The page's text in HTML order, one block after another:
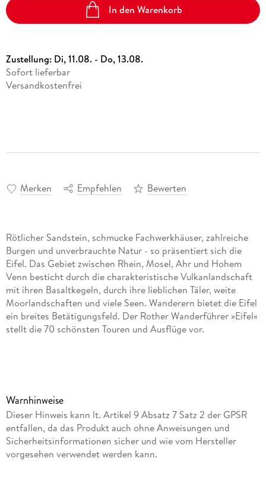
In den Warenkorb
Zustellung: Di, 11.08. - Do, 13.08.
Sofort lieferbar
Versandkostenfrei
Merken Empfehlen Bewerten
Rötlicher Sandstein, schmucke Fachwerkhäuser, zahlreiche
Burgen und unverbrauchte Natur - so präsentiert sich die
Eifel. Das Gebiet zwischen Rhein, Mosel, Ahr und Hohem
Venn besticht durch die charakteristische Vulkanlandschaft
mit ihren Basaltkegeln, durch ihre lieblichen Täler, weite
Moorlandschaften und viele Seen. Wanderern bietet die Eifel
ein breites Betätigungsfeld. Der Rother Wanderführer »Eifel«
stellt die 70 schönsten Touren und Ausflüge vor.
Gleichzeitig geleitet dieser Rother Wanderführer auch durch
ein Land voller Kunst und Kultur: Unterwegs findet man
traditionsreiche Klöster wie die berühmte Benediktinerabtei
Maria Laach, geschichtsträchtige Kirchen wie den Kaiserdom
in Aachen und zahlreiche Burgen und Schlösser.
Warnhinweise
Dieser Hinweis kann lt. Artikel 9 Absatz 7 Satz 2 der GPSR
entfallen, da das Produkt auch ohne Anweisungen und
Sicherheitsinformationen sicher und wie vom Hersteller
vorgesehen verwendet werden kann.